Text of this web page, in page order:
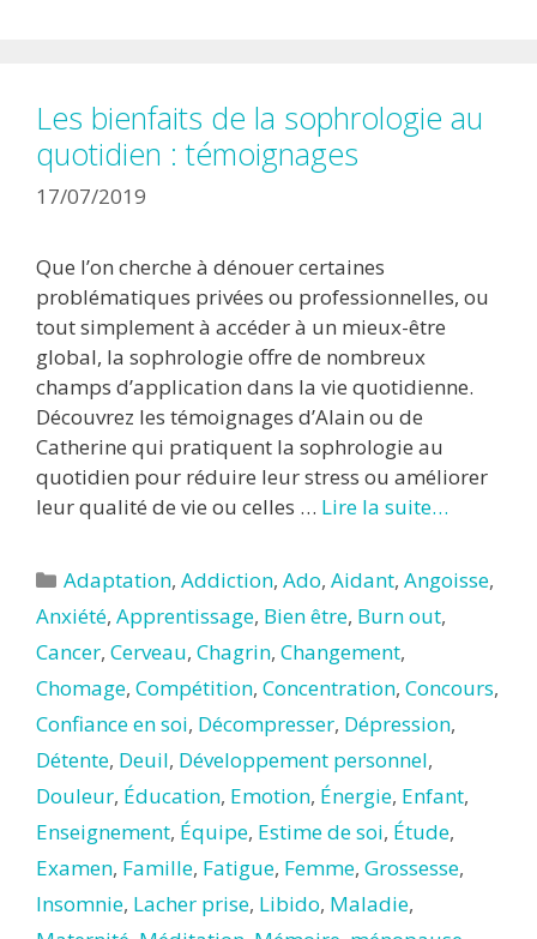
Les bienfaits de la sophrologie au
quotidien : témoignages
17/07/2019
Que l’on cherche à dénouer certaines
problématiques privées ou professionnelles, ou
tout simplement à accéder à un mieux-être
global, la sophrologie offre de nombreux
champs d’application dans la vie quotidienne.
Découvrez les témoignages d’Alain ou de
Catherine qui pratiquent la sophrologie au
quotidien pour réduire leur stress ou améliorer
leur qualité de vie ou celles … Lire la suite…
Catégories
Adaptation,Addiction,Ado,Aidant,Angoisse,
Anxiété, Apprentissage, Bien être, Burn out,
Cancer, Cerveau, Chagrin, Changement,
Chomage, Compétition, Concentration, Concours,
Confiance en soi, Décompresser, Dépression,
Détente, Deuil, Développement personnel,
Douleur, Éducation, Emotion, Énergie, Enfant,
Enseignement, Équipe, Estime de soi, Étude,
Examen, Famille, Fatigue, Femme, Grossesse,
Insomnie, Lacher prise, Libido, Maladie,